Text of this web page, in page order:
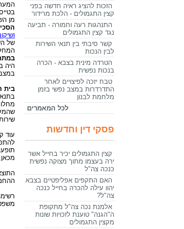
מן
של
בית
עוד
הזכות להציג ראיה חדשה בפני
קצין התגמולים - הלכת מרידור
התנהגות רעה וחמורה - תביעה
נגד קצין התגמולים
קשר סיבתי בין תנאי השירות
לבין הנכות
הטרדה מינית בצבא - הכרה
בנכות נפשית
טבח יזכה לפיצויים לאחר
התדרדרות במצב נפשי בזמן
מלחמת לבנון
לכל המאמרים
פסקי דין וחדשות
קצין התגמולים יכיר בחייל אשר
ירה בעצמו מתוך מצוקה נפשית
כנכה צה"ל
האם התקפים אפליפטיים בצבא
יהוו עילה להכרה בחייל כנכה
צה"ל?
אלמנת נכה צה"ל מתקופת
ה"הגנה" טוענת לזכויות שונות
מקצין התגמולים